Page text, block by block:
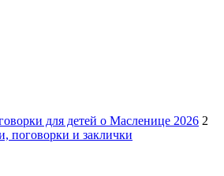
для детей о Масленице 2026 2
поговорки и заклички